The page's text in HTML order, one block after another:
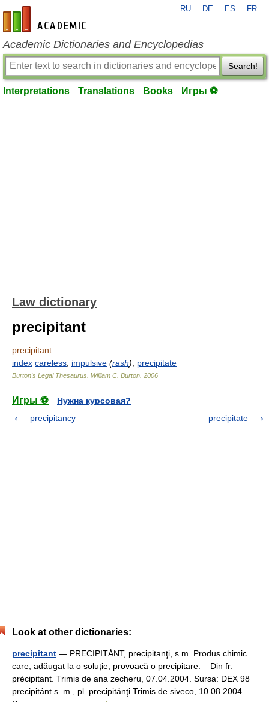
en-academic.com
RU DE ES FR
Academic Dictionaries and Encyclopedias
Search!
Interpretations Translations Books Игры ⚽
Law dictionary
precipitant
precipitant
index careless impulsive (rash) precipitate
Burton's Legal Thesaurus. William C. Burton 2006
Игры ⚽
Нужна курсовая?
precipitancy
precipitate
Look at other dictionaries:
precipitant — PRECIPITÁNT, precipitanţi, s.m. Produs chimic
care, adăugat la o soluţie, provoacă o precipitare. – Din fr.
précipitant. Trimis de ana zecheru, 07.04.2004. Sursa: DEX 98
precipitánt s. m., pl. precipitánţi Trimis de siveco, 10.08.2004.